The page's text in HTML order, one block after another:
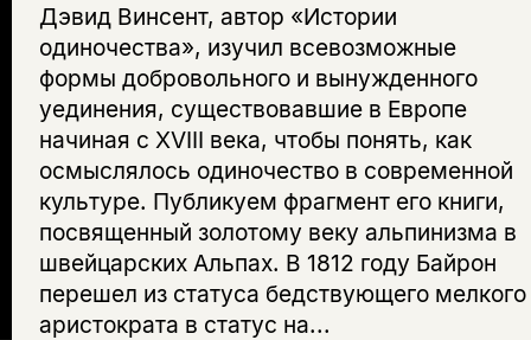
Дэвид Винсент, автор «Истории
одиночества», изучил всевозможные
формы добровольного и вынужденного
уединения, существовавшие в Европе
начиная с XVIII века, чтобы понять, как
осмыслялось одиночество в современной
культуре. Публикуем фрагмент его книги,
посвященный золотому веку альпинизма в
швейцарских Альпах. В 1812 году Байрон
перешел из статуса бедствующего мелкого
аристократа в статус на...